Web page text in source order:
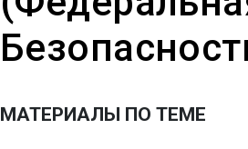
МАТЕРИАЛЫ ПО ТЕМЕ